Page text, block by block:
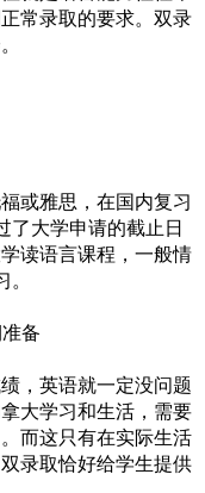
常录取的要求。双录
或雅思，在国内复习
了大学申请的截止日
读语言课程，一般情
备
，英语就一定没问题
大学习和生活，需要
而这只有在实际生活
录取恰好给学生提供